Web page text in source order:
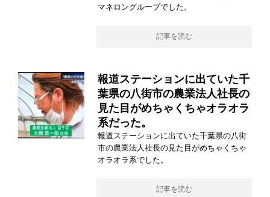
マネロングループでした。
記事を読む
報道ステーションに出ていた千
葉県の八街市の農業法人社長の
見た目がめちゃくちゃオラオラ
系だった。
報道ステーションに出ていた千葉県の八街
市の農業法人社長の見た目がめちゃくちゃ
オラオラ系でした。
記事を読む